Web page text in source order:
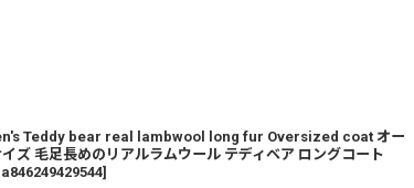
Teddy bear real lambwool long fur Oversized coat オー
ズ 毛足長めのリアルラムウール テディベア ロングコート
]